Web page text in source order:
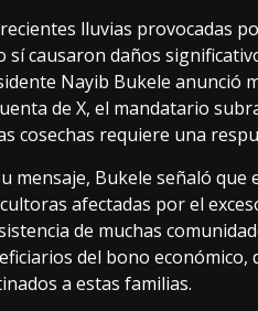
lluvias provocadas
sí causaron daños
Nayib Bukele anunció
de X, el mandatario
cosechas requiere una
mensaje, Bukele señaló
afectadas por el
de muchas
del bono económico,
a estas familias.